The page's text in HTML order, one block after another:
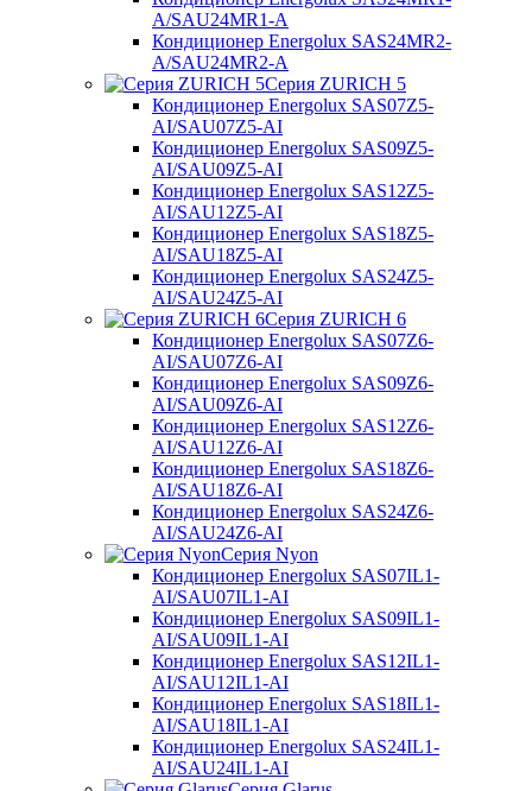
A/SAU24MR1-A
Кондиционер Energolux SAS24MR2-
A/SAU24MR2-A
Серия ZURICH 5
Кондиционер Energolux SAS07Z5-
AI/SAU07Z5-AI
Кондиционер Energolux SAS09Z5-
AI/SAU09Z5-AI
Кондиционер Energolux SAS12Z5-
AI/SAU12Z5-AI
Кондиционер Energolux SAS18Z5-
AI/SAU18Z5-AI
Кондиционер Energolux SAS24Z5-
AI/SAU24Z5-AI
Серия ZURICH 6
Кондиционер Energolux SAS07Z6-
AI/SAU07Z6-AI
Кондиционер Energolux SAS09Z6-
AI/SAU09Z6-AI
Кондиционер Energolux SAS12Z6-
AI/SAU12Z6-AI
Кондиционер Energolux SAS18Z6-
AI/SAU18Z6-AI
Кондиционер Energolux SAS24Z6-
AI/SAU24Z6-AI
Серия Nyon
Кондиционер Energolux SAS07IL1-
AI/SAU07IL1-AI
Кондиционер Energolux SAS09IL1-
AI/SAU09IL1-AI
Кондиционер Energolux SAS12IL1-
AI/SAU12IL1-AI
Кондиционер Energolux SAS18IL1-
AI/SAU18IL1-AI
Кондиционер Energolux SAS24IL1-
AI/SAU24IL1-AI